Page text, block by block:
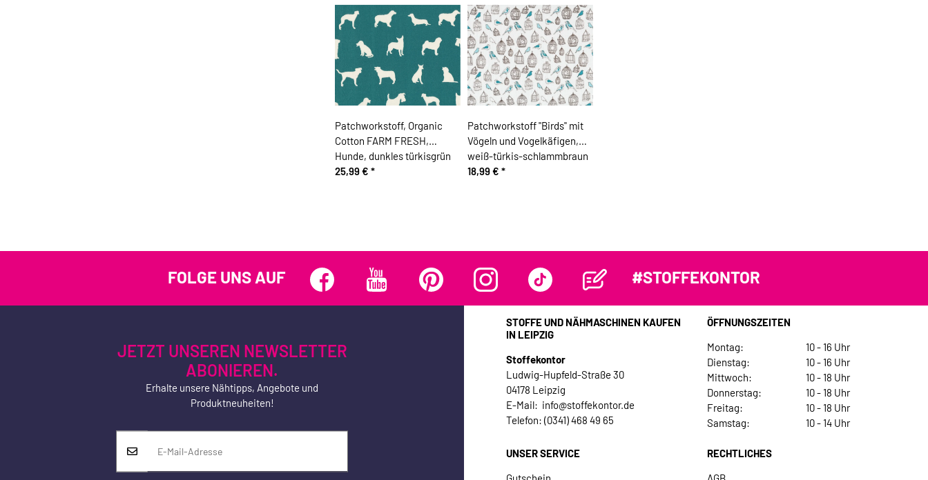
Patchworkstoff, Organic
Cotton FARM FRESH,
Hunde, dunkles türkisgrün
25,99 € *
Patchworkstoff "Birds" mit
Vögeln und Vogelkäfigen,
weiß-türkis-schlammbraun
18,99 € *
FOLGE UNS AUF #STOFFEKONTOR
JETZT UNSEREN NEWSLETTER
ABONIEREN.
Erhalte unsere Nähtipps, Angebote und
Produktneuheiten!
STOFFE UND NÄHMASCHINEN KAUFEN
IN LEIPZIG
Stoffekontor
Ludwig-Hupfeld-Straße 30
04178 Leipzig
E-Mail: info@stoffekontor.de
Telefon: (0341) 468 49 65
ÖFFNUNGSZEITEN
Montag:
10 - 16 Uhr
Dienstag:
10 - 16 Uhr
Mittwoch:
10 - 18 Uhr
Donnerstag:
10 - 18 Uhr
Freitag:
10 - 18 Uhr
Samstag:
10 - 14 Uhr
UNSER SERVICE
RECHTLICHES